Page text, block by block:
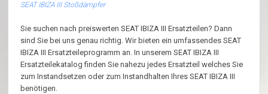
SEAT IBIZA III Stoßdämpfer
Sie suchen nach preiswerten SEAT IBIZA III Ersatzteilen? Dann
sind Sie bei uns genau richtig. Wir bieten ein umfassendes SEAT
IBIZA III Ersatzteileprogramm an. In unserem SEAT IBIZA III
Ersatzteilekatalog finden Sie nahezu jedes Ersatzteil welches Sie
zum Instandsetzen oder zum Instandhalten Ihres SEAT IBIZA III
benötigen.